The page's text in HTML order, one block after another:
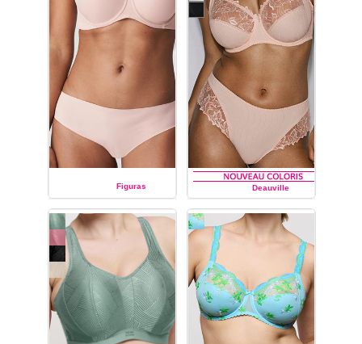
Figuras
PRIMA DONNA
Deauville
PRIMA DONNA